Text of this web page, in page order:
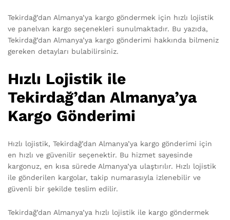
Tekirdağ’dan Almanya’ya kargo göndermek için hızlı lojistik
ve panelvan kargo seçenekleri sunulmaktadır. Bu yazıda,
Tekirdağ’dan Almanya’ya kargo gönderimi hakkında bilmeniz
gereken detayları bulabilirsiniz.
Hızlı Lojistik ile
Tekirdağ’dan Almanya’ya
Kargo Gönderimi
Hızlı lojistik, Tekirdağ’dan Almanya’ya kargo gönderimi için
en hızlı ve güvenilir seçenektir. Bu hizmet sayesinde
kargonuz, en kısa sürede Almanya’ya ulaştırılır. Hızlı lojistik
ile gönderilen kargolar, takip numarasıyla izlenebilir ve
güvenli bir şekilde teslim edilir.
Tekirdağ’dan Almanya’ya hızlı lojistik ile kargo göndermek